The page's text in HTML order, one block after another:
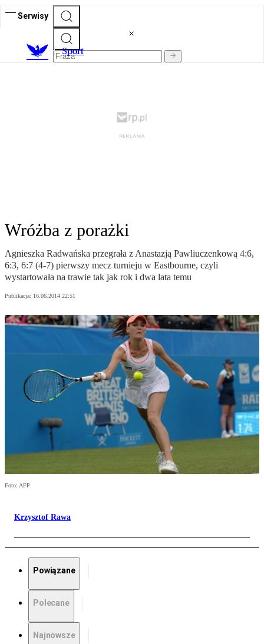
Serwisy
Sport
Wróżba z porażki
Agnieszka Radwańska przegrała z Anastazją Pawliuczenkową 4:6,
6:3, 6:7 (4-7) pierwszy mecz turnieju w Eastbourne, czyli
wystartowała na trawie tak jak rok i dwa lata temu
Publikacja: 16.06.2014 22:51
Foto: AFP
Krzysztof Rawa
Powiązane
Polecane
Najnowsze